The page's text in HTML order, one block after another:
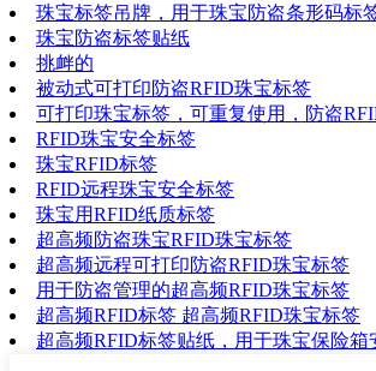
珠宝标签吊牌，用于珠宝防盗条形码标
珠宝防盗标签贴纸
挑衅的
被动式可打印防盗RFID珠宝标签
可打印珠宝标签，可重复使用，防盗
RFID珠宝安全标签
珠宝RFID标签
RFID远程珠宝安全标签
珠宝用RFID纸质标签
超高频防盗珠宝RFID珠宝标签
超高频远程可打印防盗RFID珠宝标签
用于防盗管理的超高频RFID珠宝标签
超高频RFID标签 超高频RFID珠宝标签
超高频RFID标签贴纸，用于珠宝保险箱